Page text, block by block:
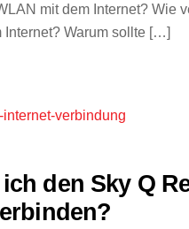
mit dem Internet? Wie
Internet? Warum sollte […]
den Sky Q